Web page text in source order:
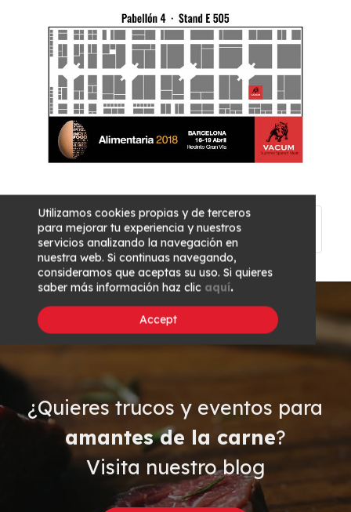
Previous
article
Main
page
Next article
¿Quieres trucos y eventos para
amantes de la carne?
Visita nuestro blog
Utilizamos cookies propias y de terceros
para mejorar tu experiencia y nuestros
servicios analizando la navegación en
nuestra web. Si continuas navegando,
consideramos que aceptas su uso. Si quieres
saber más información haz clic aquí.
Accept